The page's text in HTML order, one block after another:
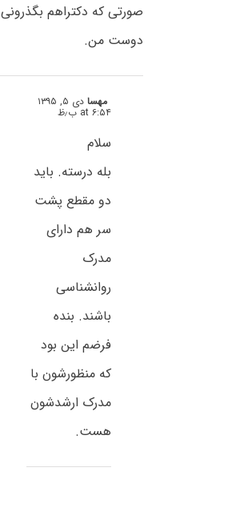
صورتی که دکتراهم بگذرونی
دوست من.
مهسا دی ۵, ۱۳۹۵
at ۶:۵۴ ب٫ظ
سلام
بله درسته. باید
دو مقطع پشت
سر هم دارای
مدرک
روانشناسی
باشند. بنده
فرضم این بود
که منظورشون با
مدرک ارشدشون
هست.